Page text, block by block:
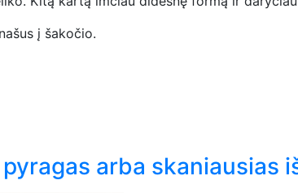
į šakočio.
pyragas arba skaniausias